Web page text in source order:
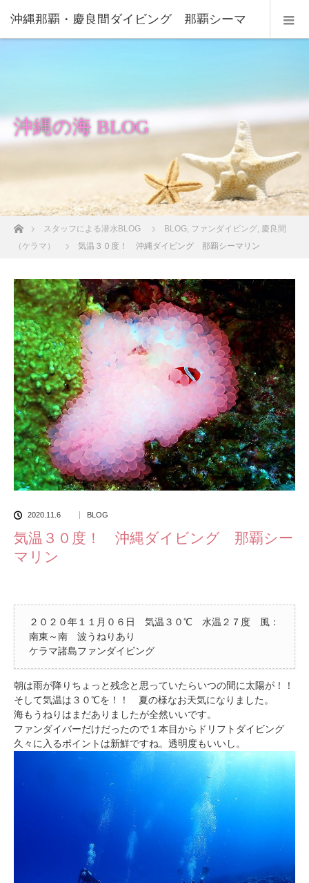
沖縄那覇・慶良間ダイビング 那覇シーマ
沖縄の海 BLOG
ホームスタッフによる潜水BLOG BLOG, ファンダイビング, 慶良間
（ケラマ）
気温３０度！ 沖縄ダイビング 那覇シーマリン
2020.11.6 BLOG
気温３０度！ 沖縄ダイビング 那覇シー
マリン
２０２０年１１月０６日 気温３０℃ 水温２７度 風：
南東～南 波うねりあり
ケラマ諸島ファンダイビング
朝は雨が降りちょっと残念と思っていたらいつの間に太陽が！！
そして気温は３０℃を！！ 夏の様なお天気になりました。
海もうねりはまだありましたが全然いいです。
ファンダイバーだけだったので１本目からドリフトダイビング
久々に入るポイントは新鮮ですね。透明度もいいし。